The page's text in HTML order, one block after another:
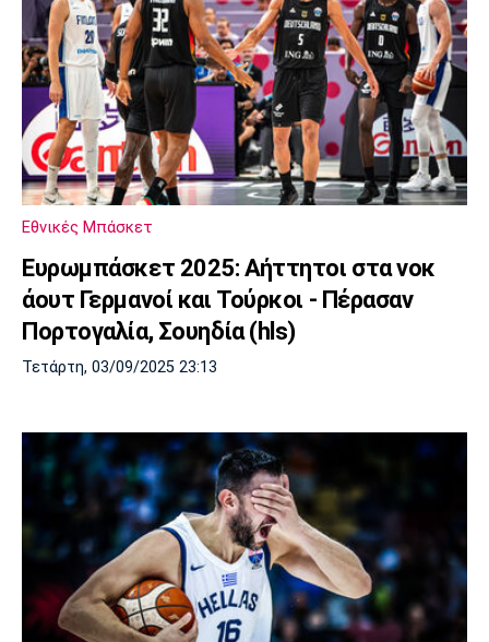
Εθνικές Μπάσκετ
Ευρωμπάσκετ 2025: Αήττητοι στα νοκ
άουτ Γερμανοί και Τούρκοι - Πέρασαν
Πορτογαλία, Σουηδία (hls)
Τετάρτη, 03/09/2025 23:13